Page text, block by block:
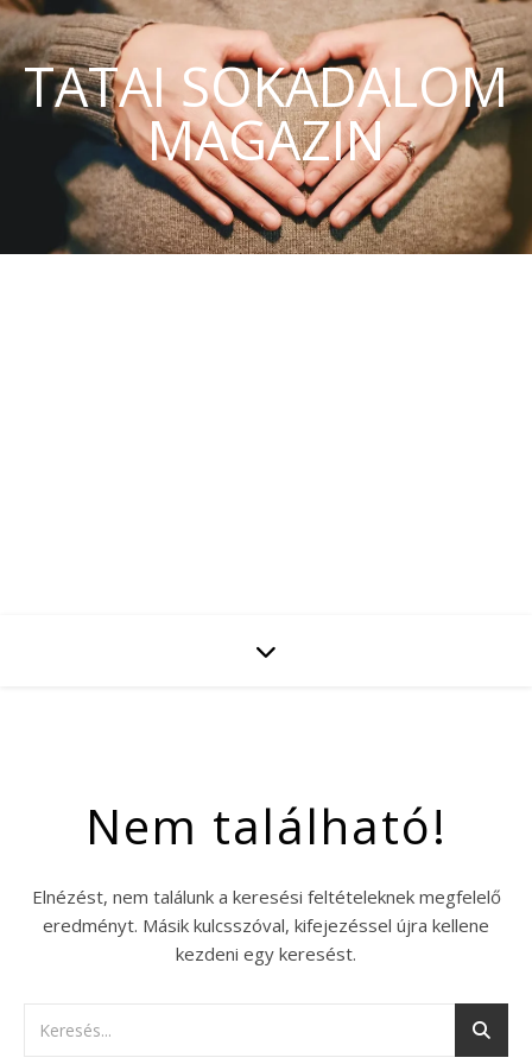
TATAI SOKADALOM
MAGAZIN
Nem található!
Elnézést, nem találunk a keresési feltételeknek megfelelő
eredményt. Másik kulcsszóval, kifejezéssel újra kellene
kezdeni egy keresést.